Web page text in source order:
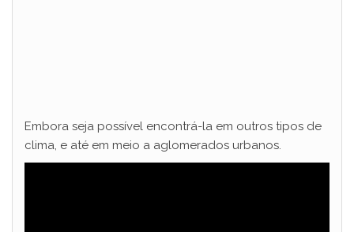
Embora seja possível encontrá-la em outros tipos de
clima, e até em meio a aglomerados urbanos.